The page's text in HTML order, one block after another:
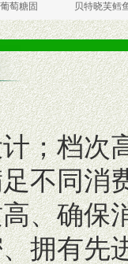
贝特晓芙鳕鱼肝油软
；档次
不同消
、确保
拥有先